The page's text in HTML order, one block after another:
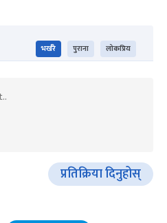
भर्खरै पुराना लोकप्रिय
प्रतिक्रिया दिनुहोस्